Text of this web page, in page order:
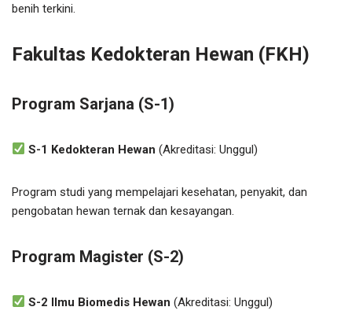
benih terkini.
Fakultas Kedokteran Hewan (FKH)
Program Sarjana (S-1)
S-1 Kedokteran Hewan (Akreditasi: Unggul)
Program studi yang mempelajari kesehatan, penyakit, dan
pengobatan hewan ternak dan kesayangan.
Program Magister (S-2)
S-2 Ilmu Biomedis Hewan (Akreditasi: Unggul)